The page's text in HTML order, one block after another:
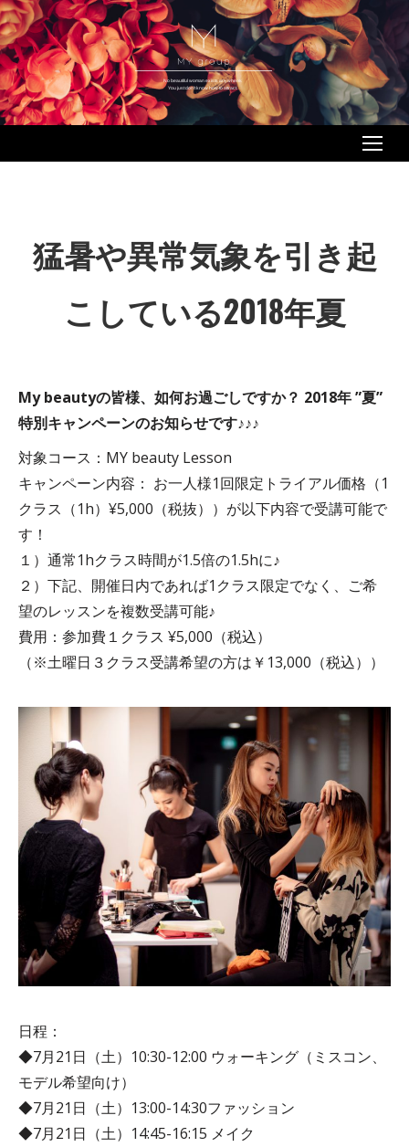
No beautiful woman exists anywhere.
You just don’t know how to attract.
猛暑や異常気象を引き起
こしている2018年夏
My beautyの皆様、如何お過ごしですか？ 2018年 ”夏”
特別キャンペーンのお知らせです♪♪♪
対象コース：MY beauty Lesson
キャンペーン内容： お一人様1回限定トライアル価格（1
クラス（1h）¥5,000（税抜））が以下内容で受講可能で
す！
１）通常1hクラス時間が1.5倍の1.5hに♪
２）下記、開催日内であれば1クラス限定でなく、ご希
望のレッスンを複数受講可能♪
費用：参加費１クラス ¥5,000（税込）
（※土曜日３クラス受講希望の方は￥13,000（税込））
日程：
◆7月21日（土）10:30-12:00‬ ウォーキング（ミスコン、
モデル希望向け）
◆7月21日（土）13:00-14:30‬ファッション
◆7月21日（土）14:45-16:15 メイク‬